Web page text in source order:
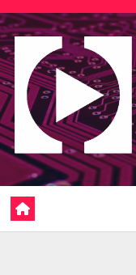
Saltar
al
contenido